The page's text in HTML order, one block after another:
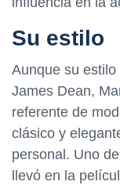
Su estilo
Aunque su
James Dean,
referente de
clásico y
personal. Uno
llevó en la